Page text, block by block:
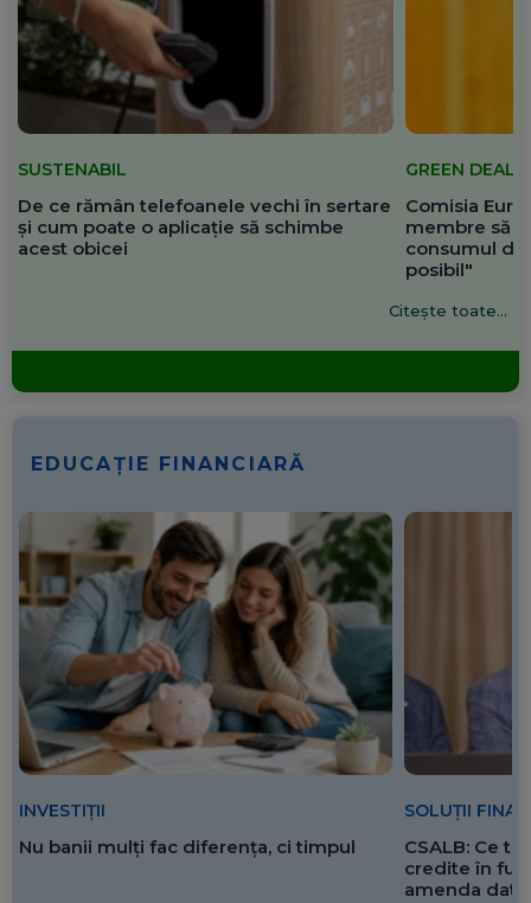
SUSTENABIL
De ce rămân telefoanele vechi în sertare
și cum poate o aplicație să schimbe
acest obicei
GREEN DEAL
Comisia
membre să
consumul de
posibil"
Citește toate...
EDUCAȚIE FINANCIARĂ
INVESTIȚII
Nu banii mulți fac diferența, ci timpul
SOLUȚII
CSALB: Ce
credite în
amenda